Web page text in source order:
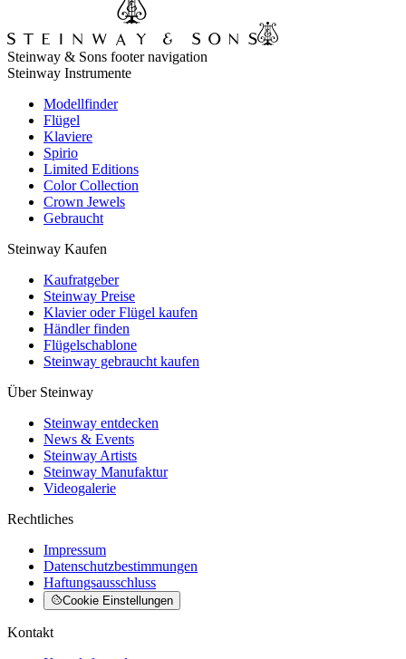
Steinway & Sons footer navigation
Steinway Instrumente
Modellfinder
Flügel
Klaviere
Spirio
Limited Editions
Color Collection
Crown Jewels
Gebraucht
Steinway Kaufen
Kaufratgeber
Steinway Preise
Klavier oder Flügel kaufen
Händler finden
Flügelschablone
Steinway gebraucht kaufen
Über Steinway
Steinway entdecken
News & Events
Steinway Artists
Steinway Manufaktur
Videogalerie
Rechtliches
Impressum
Datenschutzbestimmungen
Haftungsausschluss
Cookie Einstellungen
Kontakt